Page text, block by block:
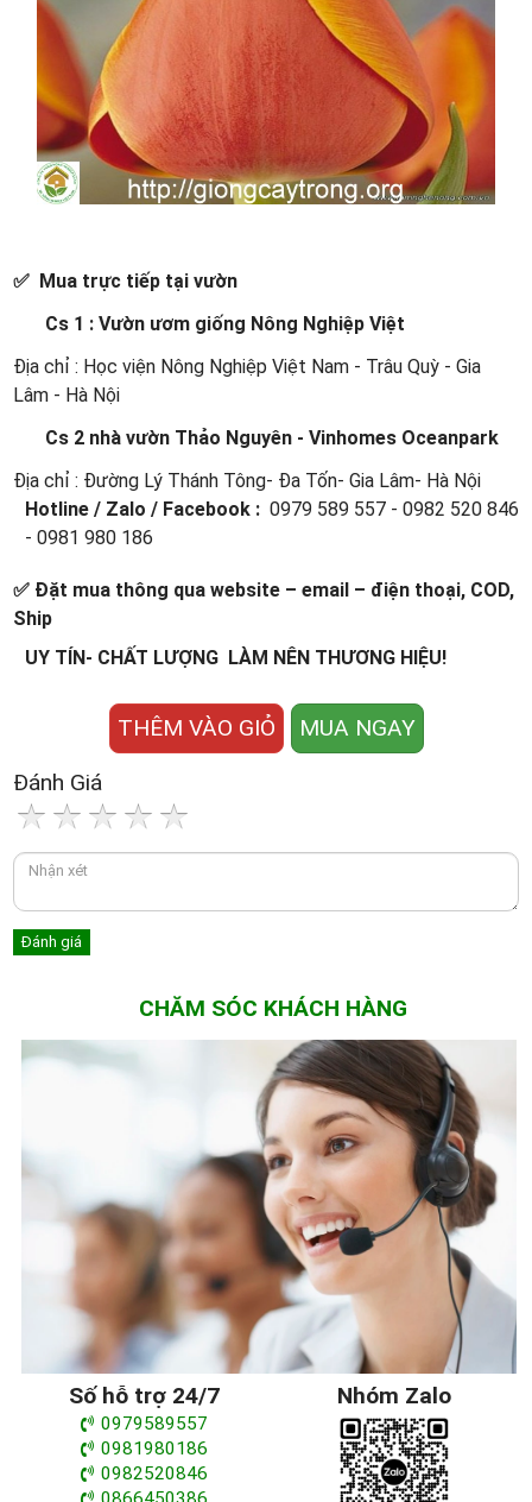
✅ Mua trực tiếp tại vườn
Cs 1 : Vườn ươm giống Nông Nghiệp Việt
Địa chỉ : Học viện Nông Nghiệp Việt Nam - Trâu Quỳ - Gia
Lâm - Hà Nội
Cs 2 nhà vườn Thảo Nguyên - Vinhomes Oceanpark
Địa chỉ : Đường Lý Thánh Tông- Đa Tốn- Gia Lâm- Hà Nội
Hotline / Zalo / Facebook : 0979 589 557 - 0982 520 846
- 0981 980 186
✅ Đặt mua thông qua website – email – điện thoại, COD,
Ship
UY TÍN- CHẤT LƯỢNG LÀM NÊN THƯƠNG HIỆU!
THÊM VÀO GIỎ
MUA NGAY
Đánh Giá
CHĂM SÓC KHÁCH HÀNG
Số hỗ trợ 24/7
0979589557
0981980186
0982520846
Nhóm Zalo